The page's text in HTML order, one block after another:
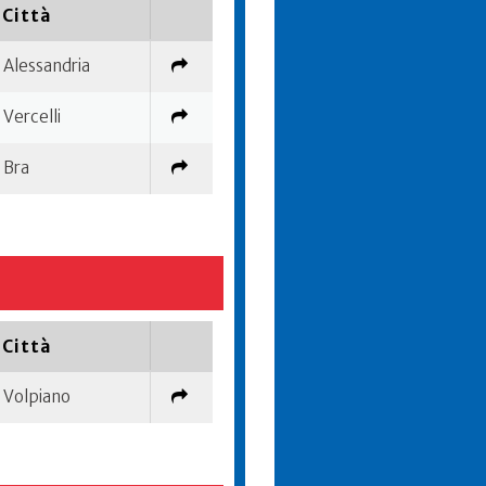
Città
Alessandria
Vercelli
Bra
Città
Volpiano